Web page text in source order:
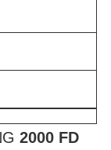
2000 FD